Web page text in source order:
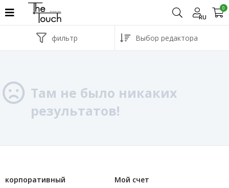
RU
0
фильтр
Там не было никаких
результатов!
корпоративный Мой счет